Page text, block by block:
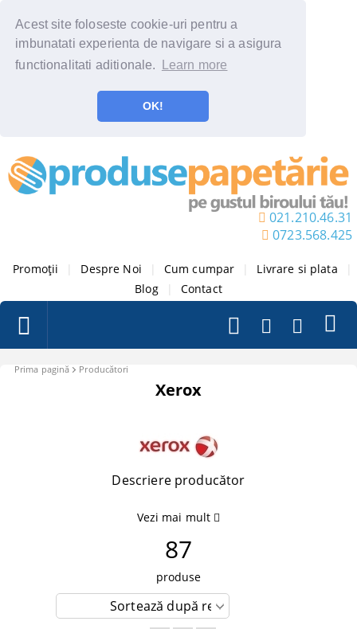
Acest site foloseste cookie-uri pentru a
imbunatati experienta de navigare si a asigura
functionalitati aditionale.
Learn more
OK!
021.210.46.31
0723.568.425
Promoții Despre Noi Cum cumpar Livrare si plata
Blog
Contact
Prima pagină Producători
Xerox
Descriere producător
Vezi mai mult
87
produse